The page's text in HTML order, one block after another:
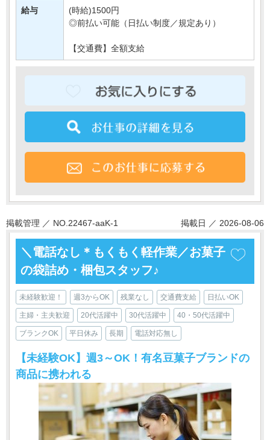
給与
(時給)1500円
◎前払い可能（日払い制度／規定あり）
【交通費】全額支給
掲載管理 ／ NO.22467-aaK-1 掲載日 ／ 2026-08-06
＼電話なし＊もくもく軽作業／お菓子
の袋詰め・梱包スタッフ♪
未経験歓迎！ 週3からOK 残業なし 交通費支給 日払いOK
主婦・主夫歓迎 20代活躍中 30代活躍中 40・50代活躍中
ブランクOK 平日休み 長期 電話対応無し
【未経験OK】週3～OK！有名豆菓子ブランドの
商品に携われる